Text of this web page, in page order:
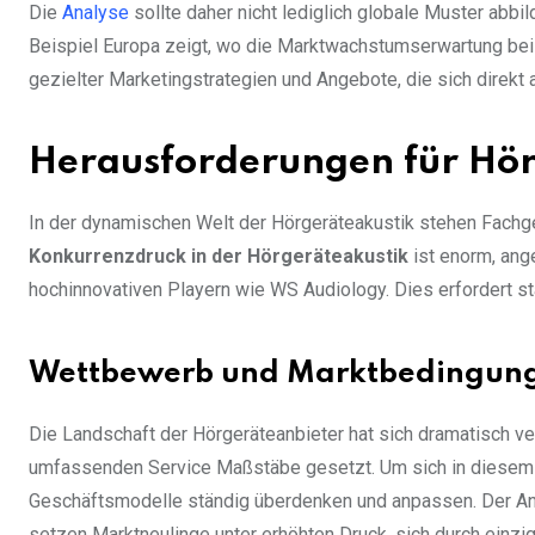
Die Analyse sollte daher nicht lediglich globale Muster
Beispiel Europa zeigt, wo die Marktwachstumserwartung
gezielter Marketingstrategien und Angebote, die sich direkt
Herausforderungen für
In der dynamischen Welt der Hörgeräteakustik stehen
Konkurrenzdruck in der Hörgeräteakustik ist enorm,
hochinnovativen Playern wie WS Audiology. Dies erfordert
Wettbewerb und
Die Landschaft der Hörgeräteanbieter hat sich dramatisch
umfassenden Service Maßstäbe gesetzt. Um sich in
Geschäftsmodelle ständig überdenken und anpassen. Der